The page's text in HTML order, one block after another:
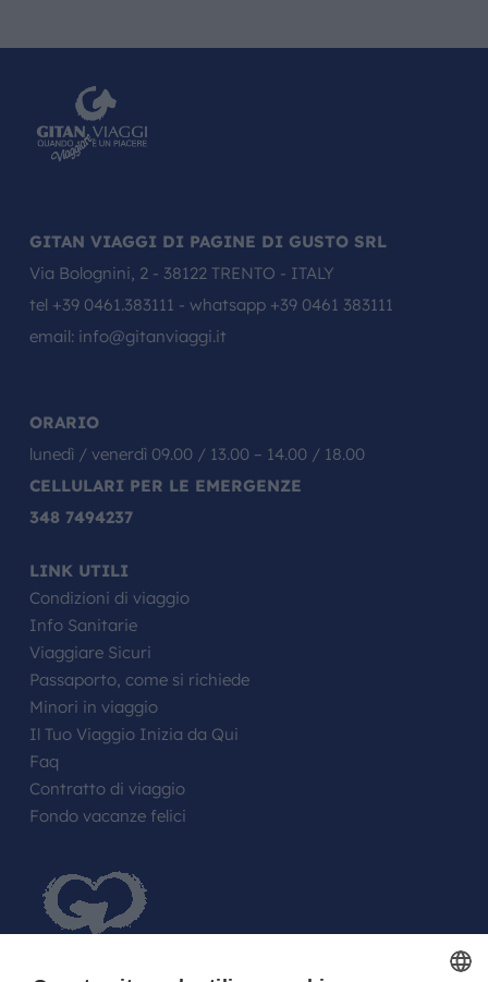
GITAN VIAGGI DI PAGINE DI GUSTO SRL
Via Bolognini, 2 - 38122 TRENTO - ITALY
tel +39 0461.383111 - whatsapp +39 0461 383111
email: info@gitanviaggi.it
ORARIO
lunedì / venerdì 09.00 / 13.00 – 14.00 / 18.00
CELLULARI PER LE EMERGENZE
348 7494237
LINK UTILI
Condizioni di viaggio
Info Sanitarie
Viaggiare Sicuri
Passaporto, come si richiede
Minori in viaggio
Il Tuo Viaggio Inizia da Qui
Faq
Contratto di viaggio
Fondo vacanze felici